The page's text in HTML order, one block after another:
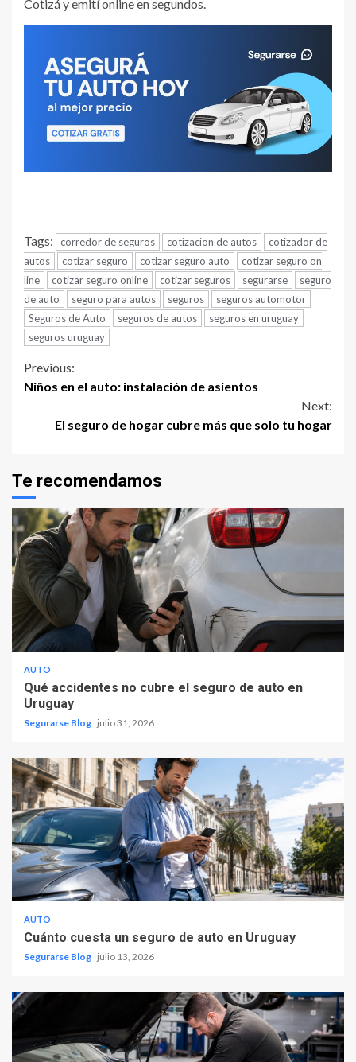
Cotizá y emití online en segundos.
Tags: corredor de seguros cotizacion de autos
cotizador de
autos
cotizar seguro cotizar seguro auto
cotizar seguro on
line
cotizar seguro online cotizar seguros segurarse
seguro
de auto
seguro para autos seguros
seguros automotor
Seguros de Auto
seguros de autos
seguros en uruguay
seguros uruguay
Continue
Previous:
Niños en el auto: instalación de asientos
Next:
El seguro de hogar cubre más que solo tu hogar
Te recomendamos
AUTO
Qué accidentes no cubre el seguro de auto en
Uruguay
Segurarse Blog julio 31, 2026
AUTO
Cuánto cuesta un seguro de auto en Uruguay
Segurarse Blog julio 13, 2026